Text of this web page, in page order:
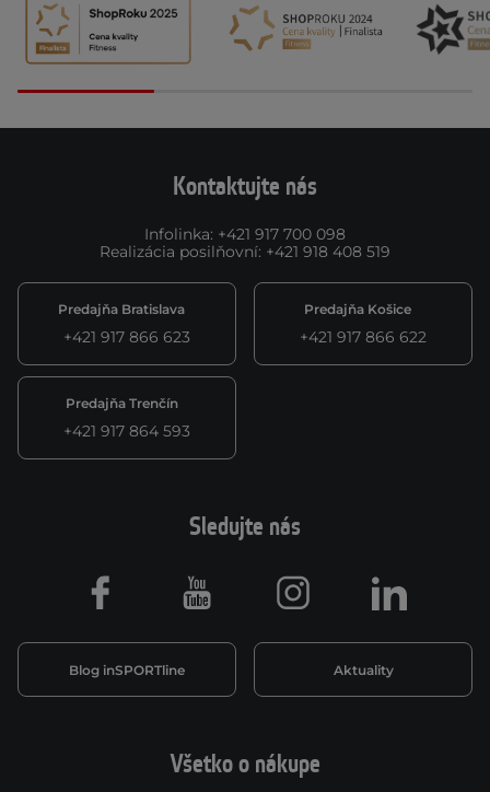
Kontaktujte nás
Infolinka: +421 917 700 098
Realizácia posilňovní: +421 918 408 519
Predajňa Bratislava
+421 917 866 623
Predajňa Košice
+421 917 866 622
Predajňa Trenčín
+421 917 864 593
Všetko o nákupe
Sledujte nás
Blog inSPORTline Aktuality
Facebook Youtube Instagram LinkedIn